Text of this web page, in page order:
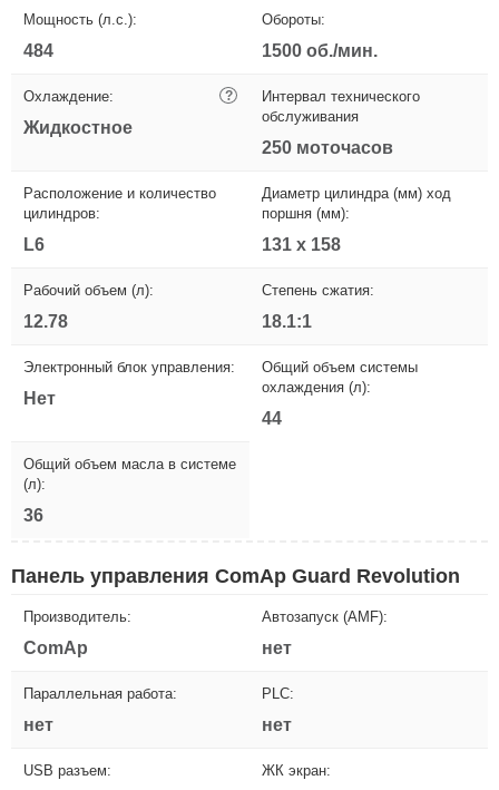
Мощность (л.с.):
484
Обороты:
1500 об./мин.
Охлаждение: ?
Жидкостное
Интервал технического
обслуживания
250 моточасов
Расположение и количество
цилиндров:
L6
Диаметр цилиндра (мм) ход
поршня (мм):
131 x 158
Рабочий объем (л):
12.78
Степень сжатия:
18.1:1
Электронный блок управления:
Нет
Общий объем системы
охлаждения (л):
44
Общий объем масла в системе
(л):
36
Панель управления ComAp Guard Revolution
Производитель:
ComAp
Автозапуск (AMF):
нет
Параллельная работа:
нет
PLC:
нет
USB разъем: ЖК экран: